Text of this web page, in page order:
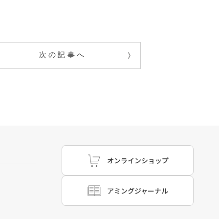
次の記事へ
オンラインショップ
アミングジャーナル